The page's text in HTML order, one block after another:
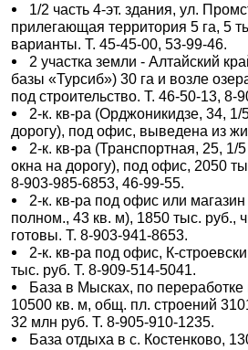
1/2 часть 4-эт. здания, ул.
прилегающая территория 5 га, 5
варианты. Т. 45-45-00, 53-99-46.
2 участка земли - Алтайский
базы «Турсиб») 30 га и возле
под строительство. Т. 46-50-13, 8-
2-к. кв-ра (Орджоникидзе, 34, 1/
дорогу), под офис, выведена из
2-к. кв-ра (Транспортная, 25, 1/
окна на дорогу), под офис, 2050
8-903-985-6853, 46-99-55.
2-к. кв-ра под офис или
полном., 43 кв. м), 1850 тыс. руб.,
готовы. Т. 8-903-941-8653.
2-к. кв-ра под офис, К-
тыс. руб. Т. 8-909-514-5041.
База в Мысках, по
10500 кв. м, общ. пл. строений
32 млн руб. Т. 8-905-910-1235.
База отдыха в с. Костенково,